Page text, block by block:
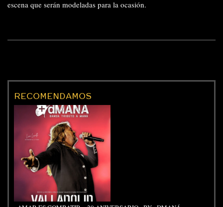
escena que serán modeladas para la ocasión.
RECOMENDAMOS